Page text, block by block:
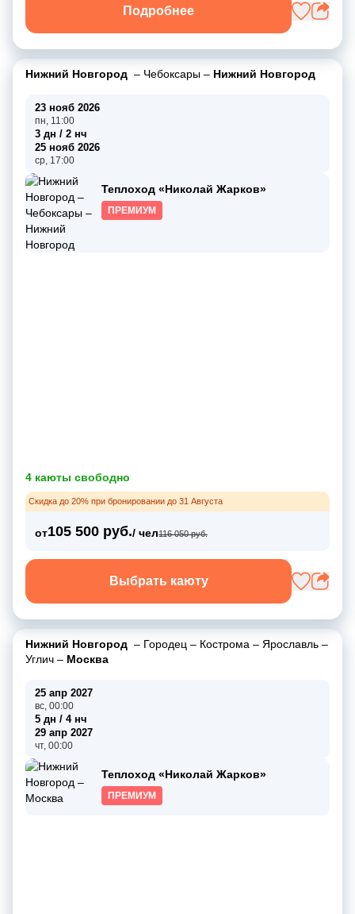
Подробнее
Нижний Новгород – Чебоксары – Нижний Новгород
23 нояб 2026
пн, 11:00
3 дн / 2 нч
25 нояб 2026
ср, 17:00
Теплоход «Николай Жарков»
ПРЕМИУМ
4 каюты свободно
Скидка до 20% при бронировании до 31 Августа
от105 500 руб./ чел116 050 руб.
Выбрать каюту
Нижний Новгород – Городец – Кострома – Ярославль –
Углич – Москва
25 апр 2027
вс, 00:00
5 дн / 4 нч
29 апр 2027
чт, 00:00
Теплоход «Николай Жарков»
ПРЕМИУМ